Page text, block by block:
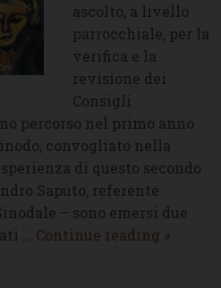
ascolto, a livello
parrocchiale, per la
verifica e la
revisione dei
Consigli
percorso nel primo anno
convogliato nella
di questo secondo
Saputo, referente
– sono emersi due
… Continue reading A
»